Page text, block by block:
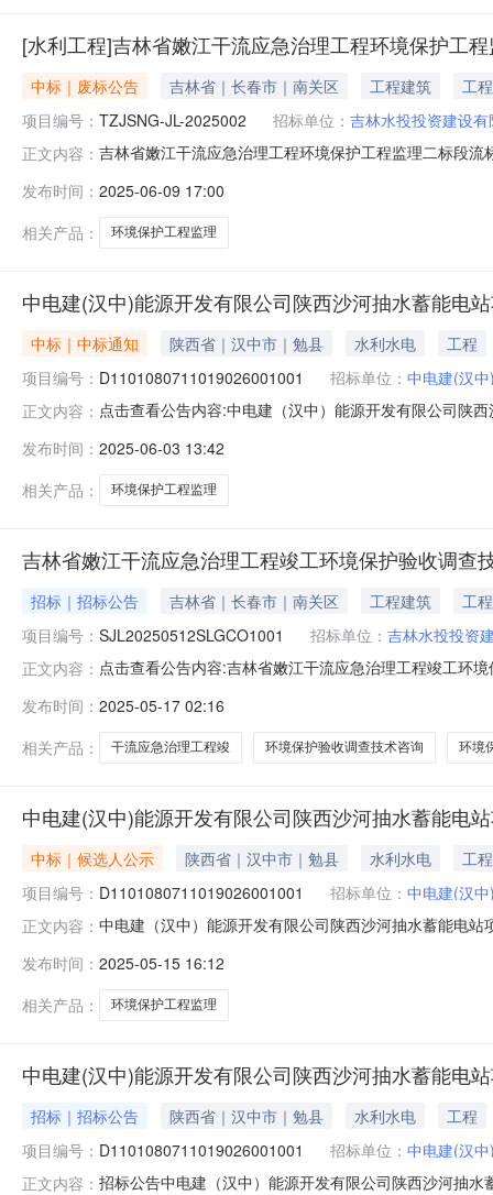
[水利工程]吉林省嫩江干流应急治理工程环境保护工
中标｜废标公告 吉林省｜长春市｜南关区 工程建筑
工程
项目编号： TZJSNG-JL-2025002 招标单位： 吉林水投投资建设
正文内容： 吉林省嫩江干流应急治理工程环境保护工程监理二标段
提出询问，请按以下方式联系。招标人：吉林水投投资
819
发布时间： 2025-06-09 17:00
相关产品：
环境保护工程监理
中电建(汉中)能源开发有限公司陕西沙河抽水蓄能电
中标｜中标通知 陕西省｜汉中市｜勉县 水利水电
工程
项目编号： D1101080711019026001001 招标单位： 中电建(汉
正文内容： 点击查看公告内容:中电建（汉中）能源开发有限公司陕
陕西沙河抽水蓄能电站环境保护工程监理，中标人名称
其招标代理机构：中电
发布时间： 2025-06-03 13:42
相关产品：
环境保护工程监理
吉林省嫩江干流应急治理工程竣工环境保护验收调
招标｜招标公告 吉林省｜长春市｜南关区 工程建筑
工程
项目编号： SJL20250512SLGCO1001 招标单位： 吉林水投投资
正文内容： 点击查看公告内容:吉林省嫩江干流应急治理工程竣工环
吉林省嫩江干流应急治理工程已由项目审批/核准/备案机
方式为公开招
发布时间： 2025-05-17 02:16
相关产品：
干流应急治理工程竣 环境保护验收调查技术咨询 环境
中电建(汉中)能源开发有限公司陕西沙河抽水蓄能电
中标｜候选人公示 陕西省｜汉中市｜勉县 水利水电
工程
项目编号： D1101080711019026001001 招标单位： 中电建(汉
正文内容： 中电建（汉中）能源开发有限公司陕西沙河抽水蓄能电
电站环境保护工程监理项目已完成评标工作。根据评标
包/组包名称：陕西沙河抽水
发布时间： 2025-05-15 16:12
相关产品：
环境保护工程监理
中电建(汉中)能源开发有限公司陕西沙河抽水蓄能电
招标｜招标公告 陕西省｜汉中市｜勉县 水利水电
工程
项目编号： D1101080711019026001001 招标单位： 中电建(汉
正文内容： 招标公告中电建（汉中）能源开发有限公司陕西沙河抽